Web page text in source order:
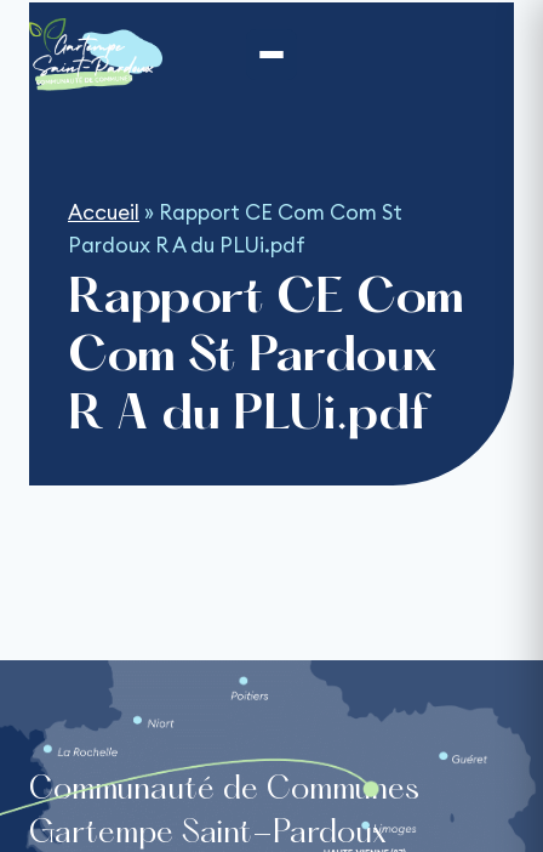
contenu
Accueil » Rapport CE Com Com St
Pardoux R A du PLUi.pdf
Rapport CE Com
Com St Pardoux
R A du PLUi.pdf
Communauté de Communes
Gartempe Saint-Pardoux